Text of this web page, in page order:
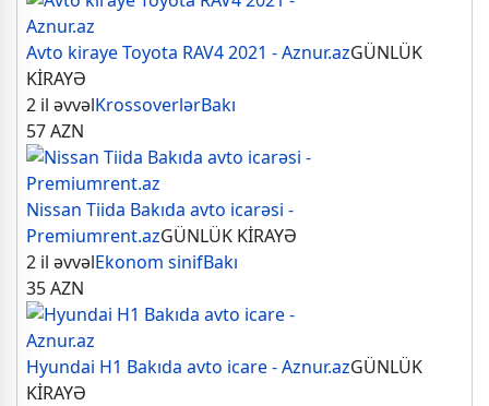
Avto kiraye Toyota RAV4 2021 - Aznur.azGÜNLÜK
KİRAYƏ
2 il əvvəlKrossoverlərBakı
57AZN
Nissan Tiida Bakıda avto icarəsi -
Premiumrent.azGÜNLÜK KİRAYƏ
2 il əvvəlEkonom sinifBakı
35AZN
Hyundai H1 Bakıda avto icare - Aznur.azGÜNLÜK
KİRAYƏ